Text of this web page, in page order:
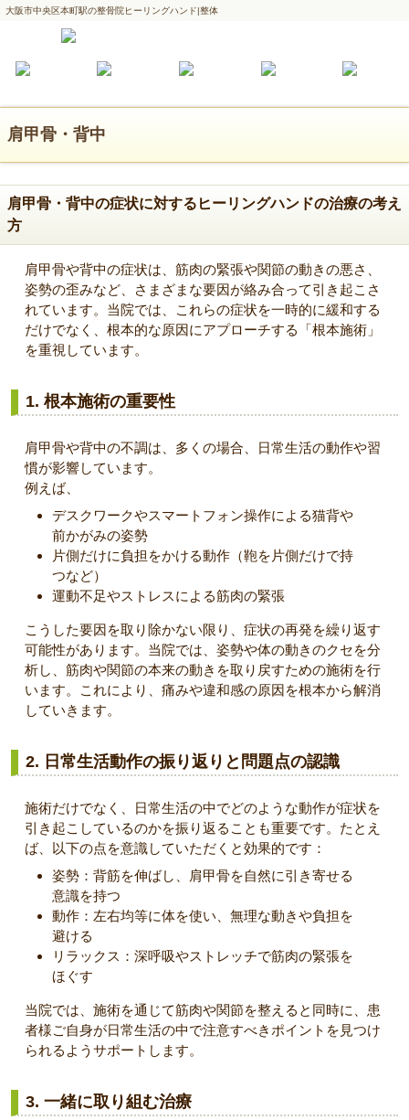
大阪市中央区本町駅の整骨院ヒーリングハンド|整体
肩甲骨・背中
肩甲骨・背中の症状に対するヒーリングハンドの治療の考え
方
肩甲骨や背中の症状は、筋肉の緊張や関節の動きの悪さ、
姿勢の歪みなど、さまざまな要因が絡み合って引き起こさ
れています。当院では、これらの症状を一時的に緩和する
だけでなく、根本的な原因にアプローチする「根本施術」
を重視しています。
1. 根本施術の重要性
肩甲骨や背中の不調は、多くの場合、日常生活の動作や習
慣が影響しています。
例えば、
デスクワークやスマートフォン操作による猫背や
前かがみの姿勢
片側だけに負担をかける動作（鞄を片側だけで持
つなど）
運動不足やストレスによる筋肉の緊張
こうした要因を取り除かない限り、症状の再発を繰り返す
可能性があります。当院では、姿勢や体の動きのクセを分
析し、筋肉や関節の本来の動きを取り戻すための施術を行
います。これにより、痛みや違和感の原因を根本から解消
していきます。
2. 日常生活動作の振り返りと問題点の認識
施術だけでなく、日常生活の中でどのような動作が症状を
引き起こしているのかを振り返ることも重要です。たとえ
ば、以下の点を意識していただくと効果的です：
姿勢：背筋を伸ばし、肩甲骨を自然に引き寄せる
意識を持つ
動作：左右均等に体を使い、無理な動きや負担を
避ける
リラックス：深呼吸やストレッチで筋肉の緊張を
ほぐす
当院では、施術を通じて筋肉や関節を整えると同時に、患
者様ご自身が日常生活の中で注意すべきポイントを見つけ
られるようサポートします。
3. 一緒に取り組む治療